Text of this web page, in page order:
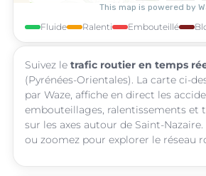
Fluide Ralenti Embouteillé
Suivez le trafic routier en temps
(Pyrénées-Orientales). La carte ci-
par Waze, affiche en direct les
embouteillages, ralentissements et
sur les axes autour de Saint-
ou zoomez pour explorer le réseau